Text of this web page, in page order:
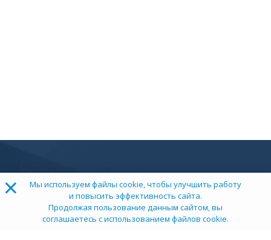
×
Мы используем файлы cookie, чтобы улучшить работу
и повысить эффективность сайта.
Продолжая пользование данным сайтом, вы
соглашаетесь с использованием файлов cookie.